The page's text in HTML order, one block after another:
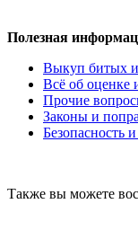
Полезная
Выкуп битых
Всё об оценке
Прочие
Законы и
Безопасность
Также вы можете